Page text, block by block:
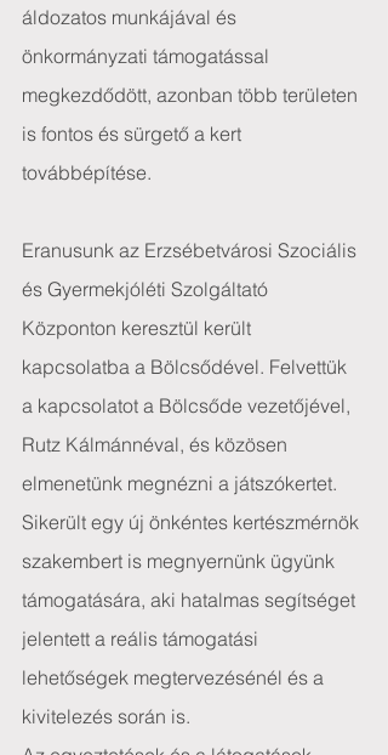
áldozatos munkájával és
önkormányzati támogatással
megkezdődött, azonban több területen
is fontos és sürgető a kert
továbbépítése.
Eranusunk az Erzsébetvárosi Szociális
és Gyermekjóléti Szolgáltató
Központon keresztül került
kapcsolatba a Bölcsődével. Felvettük
a kapcsolatot a Bölcsőde vezetőjével,
Rutz Kálmánnéval, és közösen
elmenetünk megnézni a játszókertet.
Sikerült egy új önkéntes kertészmérnök
szakembert is megnyernünk ügyünk
támogatására, aki hatalmas segítséget
jelentett a reális támogatási
lehetőségek megtervezésénél és a
kivitelezés során is.